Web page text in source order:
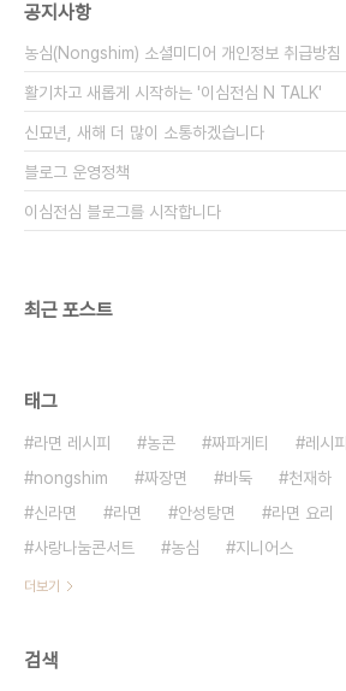
공지사항
농심(Nongshim) 소셜미디어 개인정보 취급방침
활기차고 새롭게 시작하는 '이심전심 N TALK'
신묘년, 새해 더 많이 소통하겠습니다
블로그 운영정책
이심전심 블로그를 시작합니다
최근 포스트
태그
라면 레시피 농콘 짜파게티 레시피
nongshim
짜장면 바둑 천재하
신라면
라면 안성탕면 라면 요리
사랑나눔콘서트
농심 지니어스
더보기
검색